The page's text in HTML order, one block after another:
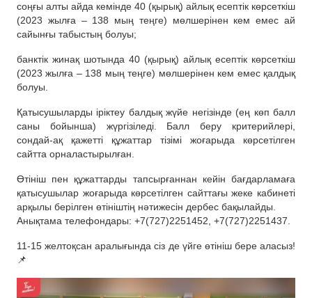
соңғы алты айда кемінде 40 (қырық) айлық есептік көрсеткіш
(2023 жылға – 138 мың теңге) мөлшерінен кем емес ай
сайынғы табыстың болуы;
банктік жинақ шотында 40 (қырық) айлық есептік көрсеткіш
(2023 жылға – 138 мың теңге) мөлшерінен кем емес қалдық
болуы.
Қатысушыларды іріктеу балдық жүйе негізінде (ең көп балл
саны бойынша) жүргізіледі. Балл беру критерийлері,
сондай-ақ қажетті құжаттар тізімі жоғарыда көрсетілген
сайтта орналастырылған.
Өтініш пен құжаттарды тапсырғаннан кейін бағдарламаға
қатысушылар жоғарыда көрсетілген сайттағы жеке кабинеті
арқылы берілген өтініштің нәтижесін дербес бақылайды.
Анықтама телефондары: +7(727)2251452, +7(727)2251437.
11-15 желтоқсан аралығында сіз де үйге өтініш бере аласыз!
📌